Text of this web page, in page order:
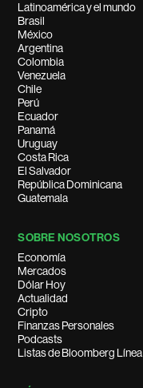
Latinoamérica y el mundo
Brasil
México
Argentina
Colombia
Venezuela
Chile
Perú
Ecuador
Panamá
Uruguay
Costa Rica
El Salvador
República Dominicana
Guatemala
SOBRE NOSOTROS
Economía
Mercados
Dólar Hoy
Actualidad
Cripto
Finanzas Personales
Podcasts
Listas de Bloomberg Línea